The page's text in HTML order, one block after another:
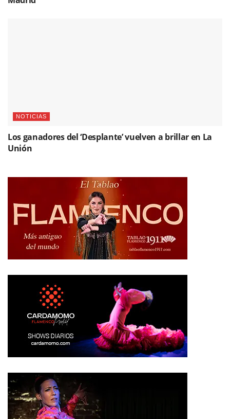
NOTICIAS
Los ganadores del ‘Desplante’ vuelven a brillar en La
Unión